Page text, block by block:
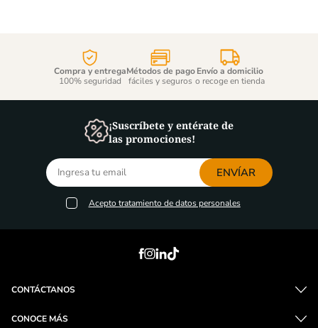
Compra y entrega
100% seguridad
Métodos de pago
fáciles y seguros
Envío a domicilio
o recoge en tienda
¡Suscríbete y entérate de
las promociones!
ENVÍAR
Acepto tratamiento de datos personales
CONTÁCTANOS
CONOCE MÁS